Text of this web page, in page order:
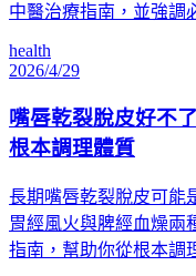
中醫治療指南，並強調
health
2026/4/29
嘴唇乾裂脫皮好不
根本調理體質
長期嘴唇乾裂脫皮可能
胃經風火與脾經血燥兩
指南，幫助你從根本調